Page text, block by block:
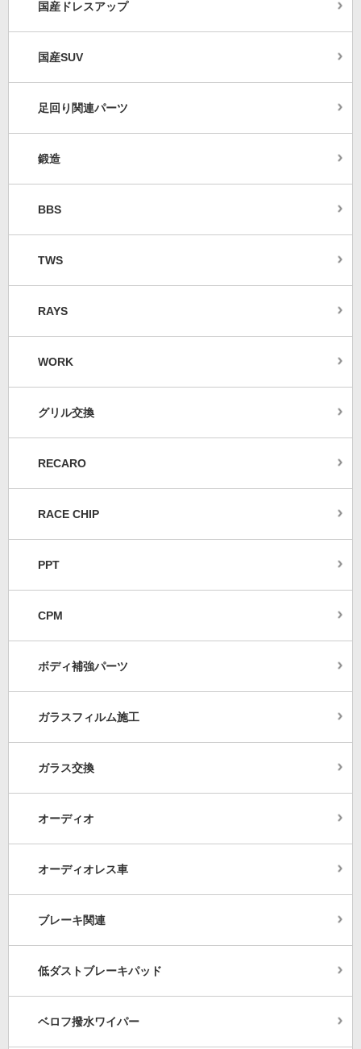
国産ドレスアップ
国産SUV
足回り関連パーツ
鍛造
BBS
TWS
RAYS
WORK
グリル交換
RECARO
RACE CHIP
PPT
CPM
ボディ補強パーツ
ガラスフィルム施工
ガラス交換
オーディオ
オーディオレス車
ブレーキ関連
低ダストブレーキパッド
ベロフ撥水ワイパー